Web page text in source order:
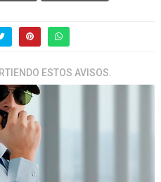
ESTOS AVISOS.